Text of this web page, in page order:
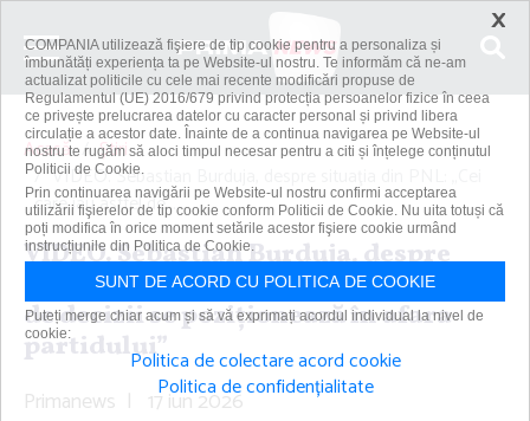
Acasă
Știri
VIDEO. Sebastian Burduja, despre situaţia din PNL: „Cei
care iau astfel de...
VIDEO. Sebastian Burduja, despre
situaţia din PNL: „Cei care iau astfel
de decizii se poziţionează în afara
partidului”
Primanews | 17 iun 2026
×
COMPANIA utilizează fişiere de tip cookie pentru a personaliza și
îmbunătăți experiența ta pe Website-ul nostru. Te informăm că ne-am
actualizat politicile cu cele mai recente modificări propuse de
Regulamentul (UE) 2016/679 privind protecția persoanelor fizice în ceea
ce privește prelucrarea datelor cu caracter personal și privind libera
circulație a acestor date. Înainte de a continua navigarea pe Website-ul
nostru te rugăm să aloci timpul necesar pentru a citi și înțelege conținutul
Politicii de Cookie.
Prin continuarea navigării pe Website-ul nostru confirmi acceptarea
utilizării fişierelor de tip cookie conform Politicii de Cookie. Nu uita totuși că
poți modifica în orice moment setările acestor fişiere cookie urmând
instrucțiunile din Politica de Cookie.
SUNT DE ACORD CU POLITICA DE COOKIE
Puteți merge chiar acum și să vă exprimați acordul individual la nivel de
cookie:
Politica de colectare acord cookie
Politica de confidențialitate